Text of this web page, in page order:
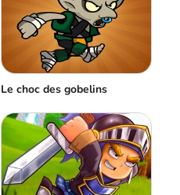
Le choc des gobelins